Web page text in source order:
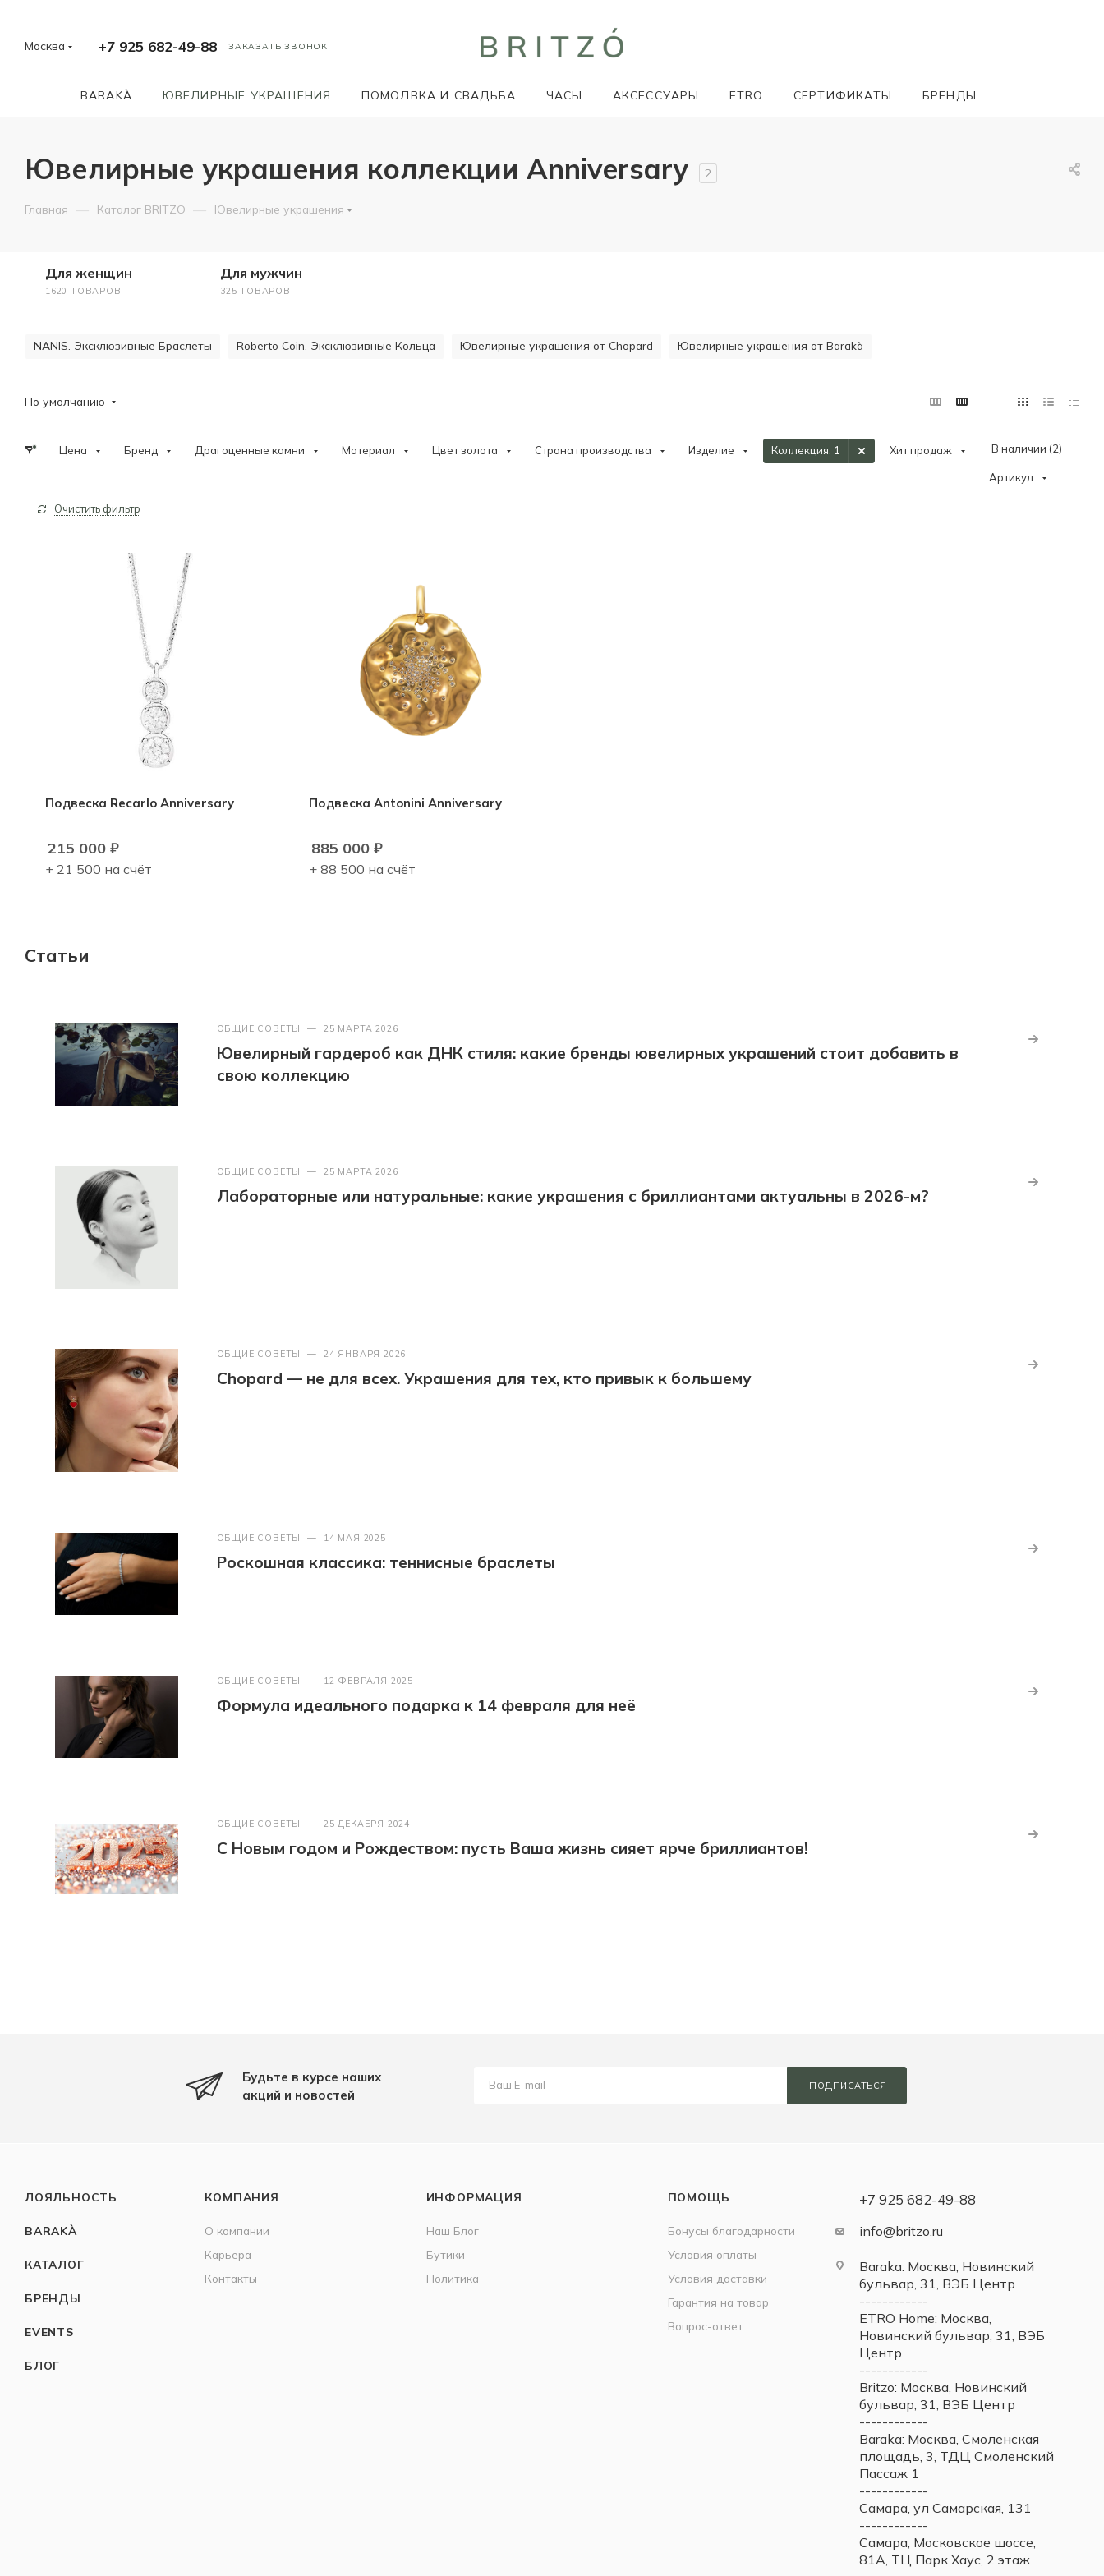
Москва +7 925 682-49-88 ЗАКАЗАТЬ ЗВОНОК
BARAKÀ ЮВЕЛИРНЫЕ УКРАШЕНИЯ ПОМОЛВКА И СВАДЬБА ЧАСЫ АКСЕССУАРЫ ETRO СЕРТИФИКАТЫ БРЕНДЫ
Ювелирные украшения коллекции Anniversary 2
Главная — Каталог BRITZO — Ювелирные украшения
Для женщин
1620 ТОВАРОВ
Для мужчин
325 ТОВАРОВ
NANIS. Эксклюзивные Браслеты Roberto Coin. Эксклюзивные Кольца Ювелирные украшения от Chopard Ювелирные украшения от Barakà
По умолчанию
Цена Бренд Драгоценные камни Материал Цвет золота Страна производства Изделие Коллекция: 1 Хит продаж В наличии (2)
Артикул
Очистить фильтр
Подвеска Recarlo Anniversary
215 000 ₽
+ 21 500 на счёт
Подвеска Antonini Anniversary
885 000₽
+ 88 500 на счёт
Статьи
ОБЩИЕ СОВЕТЫ — 25 МАРТА 2026
Ювелирный гардероб как ДНК стиля: какие бренды ювелирных украшений стоит добавить в
свою коллекцию
ОБЩИЕ СОВЕТЫ — 25 МАРТА 2026
Лабораторные или натуральные: какие украшения с бриллиантами актуальны в 2026-м?
ОБЩИЕ СОВЕТЫ — 24 ЯНВАРЯ 2026
Chopard — не для всех. Украшения для тех, кто привык к большему
ОБЩИЕ СОВЕТЫ — 14 МАЯ 2025
Роскошная классика: теннисные браслеты
ОБЩИЕ СОВЕТЫ — 12 ФЕВРАЛЯ 2025
Формула идеального подарка к 14 февраля для неё
ОБЩИЕ СОВЕТЫ — 25 ДЕКАБРЯ 2024
С Новым годом и Рождеством: пусть Ваша жизнь сияет ярче бриллиантов!
Будьте в курсе наших
акций и новостей
ПОДПИСАТЬСЯ
ЛОЯЛЬНОСТЬ
BARAKÀ
КАТАЛОГ
БРЕНДЫ
EVENTS
БЛОГ
КОМПАНИЯ
О компании
Карьера
Контакты
ИНФОРМАЦИЯ
Наш Блог
Бутики
Политика
ПОМОЩЬ
Бонусы благодарности
Условия оплаты
Условия доставки
Гарантия на товар
Вопрос-ответ
+7 925 682-49-88
info@britzo.ru
Baraka: Москва, Новинский
бульвар, 31, ВЭБ Центр
------------
ETRO Home: Москва,
Новинский бульвар, 31, ВЭБ
Центр
------------
Britzo: Москва, Новинский
бульвар, 31, ВЭБ Центр
------------
Baraka: Москва, Смоленская
площадь, 3, ТДЦ Смоленский
Пассаж 1
------------
Самара, ул Самарская, 131
------------
Самара, Московское шоссе,
81А, ТЦ Парк Хаус, 2 этаж